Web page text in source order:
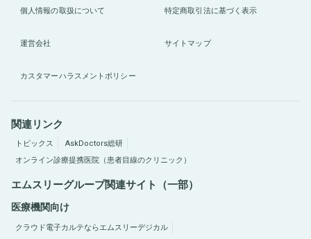
個人情報の取扱について 特定商取引法に基づく表示
運営会社 サイトマップ
カスタマーハラスメントポリシー
関連リンク
トピックス
AskDoctors総研
オンライン診療提携医院（患者目線のクリニック）
エムスリーグループ関連サイト（一部）
医療機関向け
クラウド電子カルテならエムスリーデジカル